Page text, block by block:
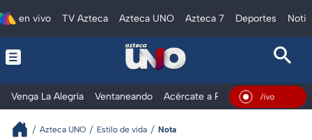
en vivo TV Azteca Azteca UNO Azteca 7 Deportes
Venga La Alegría Ventaneando Acércate a Rocío Al Extremo
En Vivo
Azteca UNO Estilo de vida Nota